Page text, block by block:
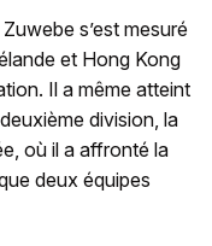
s’est mesuré
et Hong Kong
Il a même atteint
division, la
où il a affronté la
deux équipes